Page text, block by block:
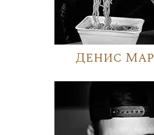
Денис